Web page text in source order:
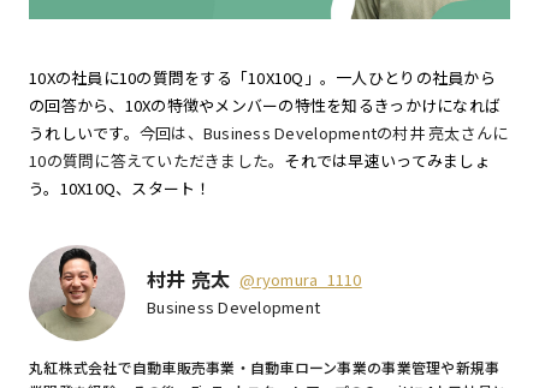
10Xの社員に10の質問をする「10X10Q」。一人ひとりの社員から
の回答から、10Xの特徴やメンバーの特性を知るきっかけになれば
うれしいです。 今回は、Business Developmentの村井 亮太さんに
10の質問に答えていただきました。 それでは早速いってみましょ
う。10X10Q、スタート！
村井 亮太 @ryomura_1110
Business Development
丸紅株式会社で自動車販売事業・自動車ローン事業の事業管理や新規事